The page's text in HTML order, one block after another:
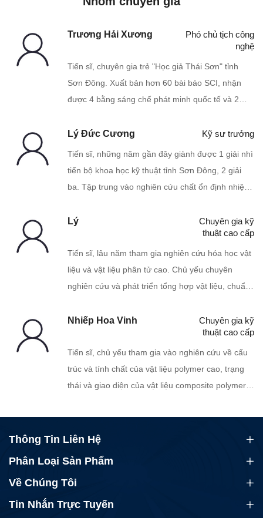
Trương Hải Xương
Phó chủ tịch công
nghệ
Tiến sĩ, chuyên gia trẻ "Học giả Thái Sơn" tỉnh
Sơn Đông. Xuất bản hơn 60 bài báo SCI, nhận
được 4 bằng sáng chế phát minh quốc tế và 2
tham gia vào việc tổng hợp, nghiên cứu và phát
triển và ứng dụng các chất phụ trợ phân tử thuốc
nhuộm đa chức năng mới trong một thời gian dài.
Lý Đức Cương Kỹ sư trưởng
Tiến sĩ, những năm gần đây giành được 1 giải nhì
tiến bộ khoa học kỹ thuật tỉnh Sơn Đông, 2 giải
ba. Tập trung vào nghiên cứu chất ổn định nhiệt
nghiên cứu khoa học hàng đầu trong nước.
Lý
Chuyên gia kỹ
thuật cao cấp
Tiến sĩ, lâu năm tham gia nghiên cứu hóa học vật
liệu và vật liệu phân tử cao. Chủ yếu chuyên
nghiên cứu và phát triển tổng hợp vật liệu, chuẩn
thành tích chuyên môn cao trong lĩnh vực vật liệu
silicone, vật liệu polymer chức năng và hỗ trợ chế
biến polymer.
Nhiếp Hoa Vinh
Chuyên gia kỹ
thuật cao cấp
Tiến sĩ, chủ yếu tham gia vào nghiên cứu về cấu
trúc và tính chất của vật liệu polymer cao, trạng
thái và giao diện của vật liệu composite polymer
polymer cao.
Thông Tin Liên Hệ
Phân Loại Sản Phẩm
Về Chúng Tôi
Tin Nhắn Trực Tuyến